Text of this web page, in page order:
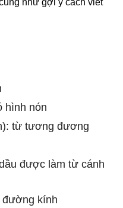
hình nón
từ tương đương
được làm từ cánh
đường kính